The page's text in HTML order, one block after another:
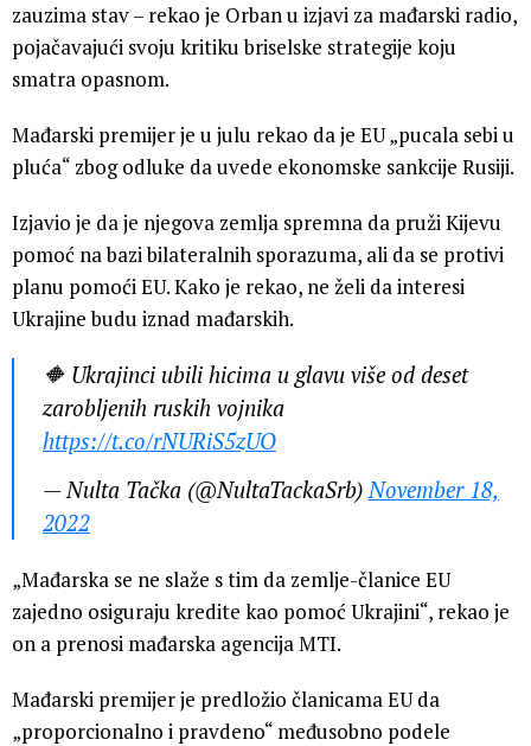
zauzima stav – rekao je Orban u izjavi za mađarski radio,
pojačavajući svoju kritiku briselske strategije koju
smatra opasnom.
Mađarski premijer je u julu rekao da je EU „pucala sebi u
pluća“ zbog odluke da uvede ekonomske sankcije Rusiji.
Izjavio je da je njegova zemlja spremna da pruži Kijevu
pomoć na bazi bilateralnih sporazuma, ali da se protivi
planu pomoći EU. Kako je rekao, ne želi da interesi
Ukrajine budu iznad mađarskih.
🔶 Ukrajinci ubili hicima u glavu više od deset
zarobljenih ruskih vojnika
https://t.co/rNURiS5zUO
— Nulta Tačka (@NultaTackaSrb)November 18,
2022
„Mađarska se ne slaže s tim da zemlje-članice EU
zajedno osiguraju kredite kao pomoć Ukrajini“, rekao je
on a prenosi mađarska agencija MTI.
Mađarski premijer je predložio članicama EU da
„proporcionalno i pravdeno“ međusobno podele